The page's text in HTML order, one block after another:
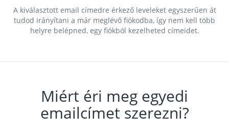
A kiválasztott email címedre érkező leveleket egyszerűen át
tudod irányítani a már meglévő fiókodba, így nem kell több
helyre belépned, egy fiókból kezelheted címeidet.
Miért éri meg egyedi
emailcímet szerezni?